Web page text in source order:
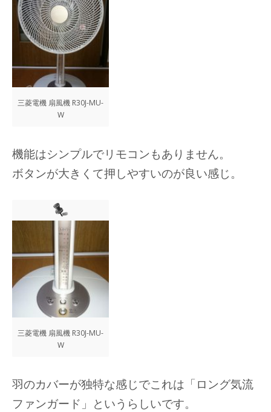
三菱電機 扇風機 R30J-MU-
W
機能はシンプルでリモコンもありません。
ボタンが大きくて押しやすいのが良い感じ。
三菱電機 扇風機 R30J-MU-
W
羽のカバーが独特な感じでこれは「ロング気流
ファンガード」というらしいです。